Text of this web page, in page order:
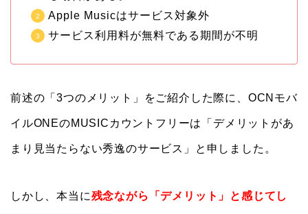
Apple Musicはサービス対象外
サービス利用料が無料である期間が不明
前述の「3つのメリット」をご紹介した際に、OCNモバ
イルONEのMUSICカウントフリーは「デメリットがあ
まり見当たらない秀逸のサービス」と申しました。
しかし、本当に残念ながら「デメリット」と感じてし